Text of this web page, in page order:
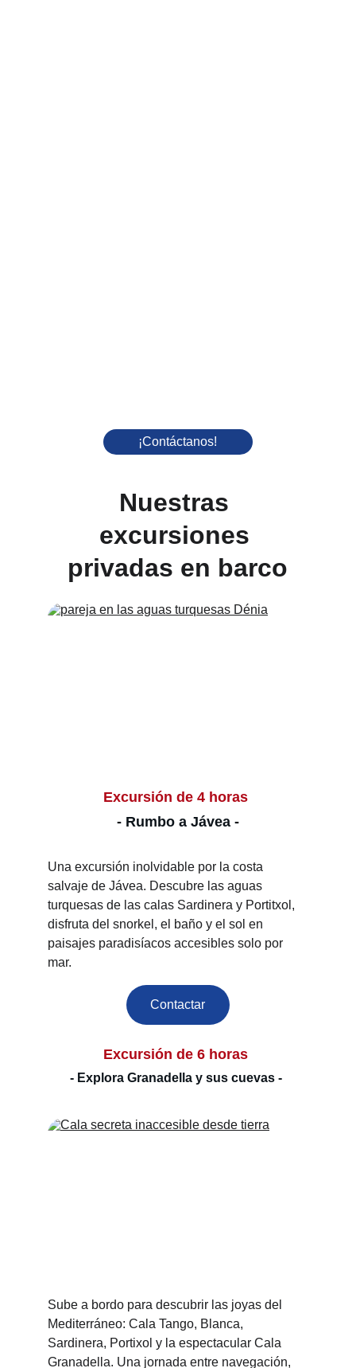
¡Contáctanos!
Nuestras
excursiones
privadas en barco
Excursión de 4 horas
- Rumbo a Jávea -
Una excursión inolvidable por la costa
salvaje de Jávea. Descubre las aguas
turquesas de las calas Sardinera y Portitxol,
disfruta del snorkel, el baño y el sol en
paisajes paradisíacos accesibles solo por
mar.
Sube a bordo para descubrir las joyas del
Mediterráneo: Cala Tango, Blanca,
Sardinera, Portixol y la espectacular Cala
Granadella. Una jornada entre navegación,
Excursión de 6 horas
- Explora Granadella y sus cuevas -
Contactar